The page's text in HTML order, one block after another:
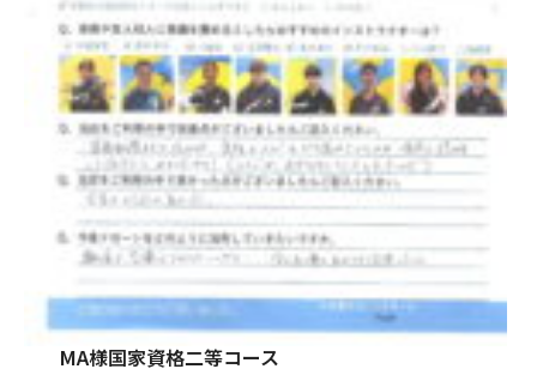
MA様国家資格二等コース
TEL